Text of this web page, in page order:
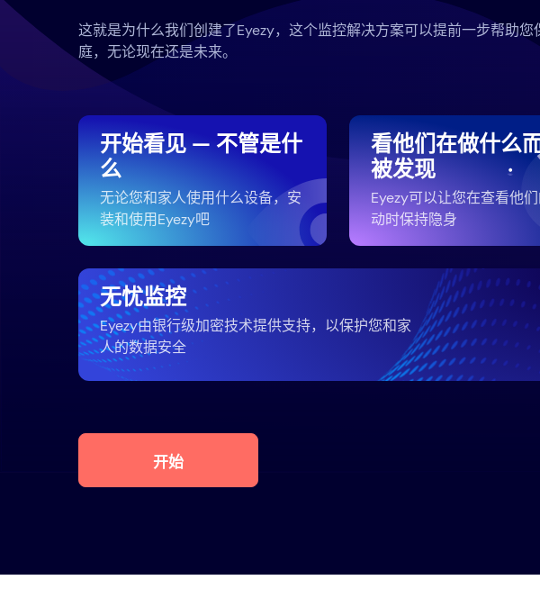
这就是为什么我们创建了Eyezy，这个监控解决方案可以提前一步帮助您
庭，无论现在还是未来。
开始看见 — 不管是什
么
无论您和家人使用什么设备，安
装和使用Eyezy吧
看他们在做什么
被发现
Eyezy可以让您在查看他
动时保持隐身
无忧监控
Eyezy由银行级加密技术提供支持，以保护您和家
人的数据安全
开始